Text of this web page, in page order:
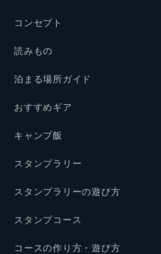
コンセプト
読みもの
泊まる場所ガイド
おすすめギア
キャンプ飯
スタンプラリー
スタンプラリーの遊び方
スタンプコース
コースの作り方・遊び方